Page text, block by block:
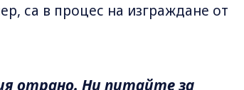
са в процес на изграждане от
отрано. Ни питайте за